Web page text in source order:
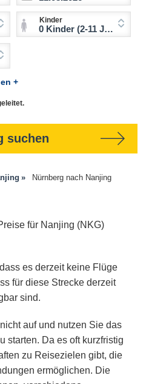
Kinder
0 Kinder (2-11 Jahre)
+
suchen
Nürnberg nach Nanjing
für Nanjing (NKG)
es derzeit keine Flüge
für diese Strecke derzeit
sind.
auf und nutzen Sie das
starten. Da es oft kurzfristig
zu Reisezielen gibt, die
ermöglichen. Die